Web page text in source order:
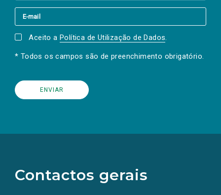
Aceito a Política de Utilização de Dados.
* Todos os campos são de preenchimento obrigatório.
Contactos gerais
redes
sociais